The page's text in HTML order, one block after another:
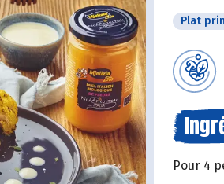
Plat
Pour 4